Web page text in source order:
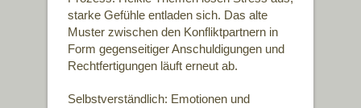
starke Gefühle entladen sich. Das alte
Muster zwischen den Konfliktpartnern in
Form gegenseitiger Anschuldigungen und
Rechtfertigungen läuft erneut ab.
Selbstverständlich: Emotionen und